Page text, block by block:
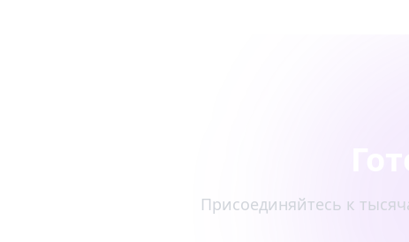
Присоединяйтесь к